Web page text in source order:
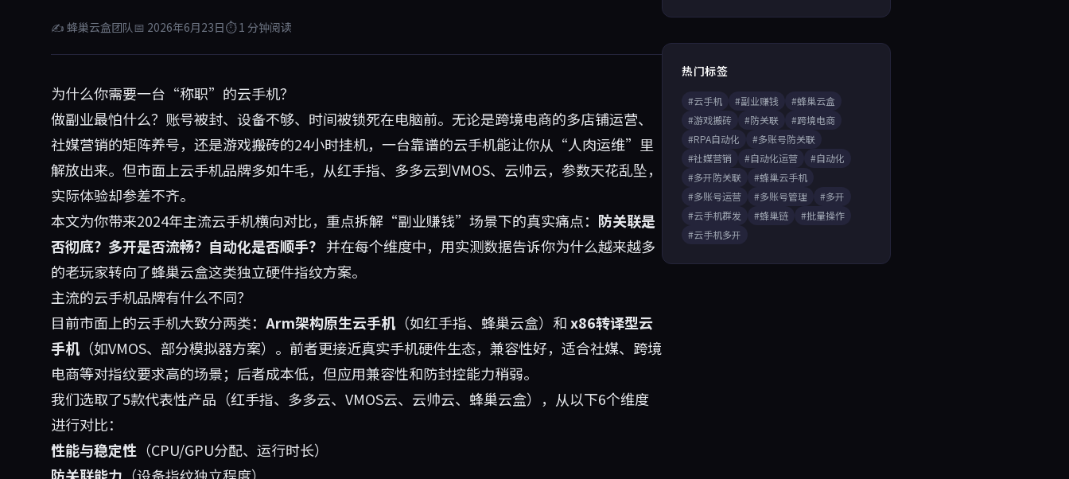
✍ 蜂巢云盒团队📅 2026年6月23日⏱ 1 分钟阅读
为什么你需要一台“称职”的云手机？
做副业最怕什么？账号被封、设备不够、时间被锁死在电脑前。无论是跨境电商的多店铺运营、
社媒营销的矩阵养号，还是游戏搬砖的24小时挂机，一台靠谱的云手机能让你从“人肉运维”里
解放出来。但市面上云手机品牌多如牛毛，从红手指、多多云到VMOS、云帅云，参数天花乱坠，
实际体验却参差不齐。
本文为你带来2024年主流云手机横向对比，重点拆解“副业赚钱”场景下的真实痛点： 防关联是
否彻底？多开是否流畅？自动化是否顺手？ 并在每个维度中，用实测数据告诉你为什么越来越多
的老玩家转向了蜂巢云盒这类独立硬件指纹方案。
主流的云手机品牌有什么不同？
目前市面上的云手机大致分两类： Arm架构原生云手机 （如红手指、蜂巢云盒）和x86转译型云
手机 （如VMOS、部分模拟器方案）。前者更接近真实手机硬件生态，兼容性好，适合社媒、跨境
电商等对指纹要求高的场景；后者成本低，但应用兼容性和防封控能力稍弱。
我们选取了5款代表性产品（红手指、多多云、VMOS云、云帅云、蜂巢云盒），从以下6个维度
进行对比：
性能与稳定性 （CPU/GPU分配、运行时长）
热门标签
#云手机 #副业赚钱
#蜂巢云盒
#游戏搬砖
#防关联
#跨境电商
#RPA自动化
#多账号防关联
#社媒营销
#自动化运营
#自动化
#多开防关联
#蜂巢云手机
#多账号运营
#多账号管理
#多开
#云手机群发
#蜂巢链
#批量操作
#云手机多开